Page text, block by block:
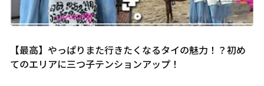
【最高】やっぱりまた行きたくなるタイの魅力！？初め
てのエリアに三つ子テンションアップ！